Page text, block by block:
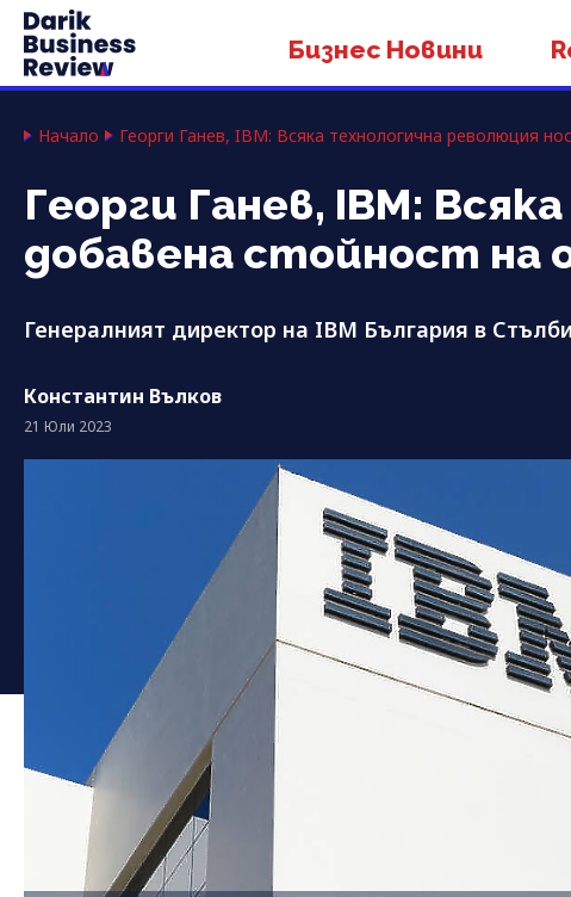
Бизнес Новини
Начало Георги Ганев, IBM: Всяка технологична революция
Георги Ганев, IBM:
добавена стойност
Генералният директор на IBM България в
Константин Вълков
21 Юли 2023